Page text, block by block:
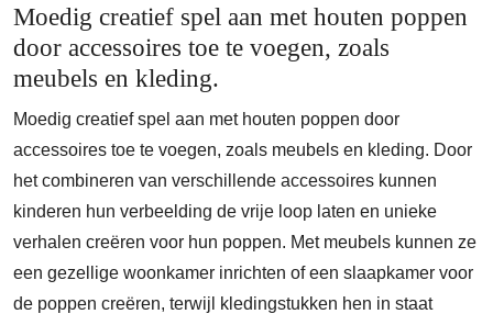
Moedig creatief spel aan met houten poppen
door accessoires toe te voegen, zoals
meubels en kleding.
Moedig creatief spel aan met houten poppen door
accessoires toe te voegen, zoals meubels en kleding. Door
het combineren van verschillende accessoires kunnen
kinderen hun verbeelding de vrije loop laten en unieke
verhalen creëren voor hun poppen. Met meubels kunnen ze
een gezellige woonkamer inrichten of een slaapkamer voor
de poppen creëren, terwijl kledingstukken hen in staat